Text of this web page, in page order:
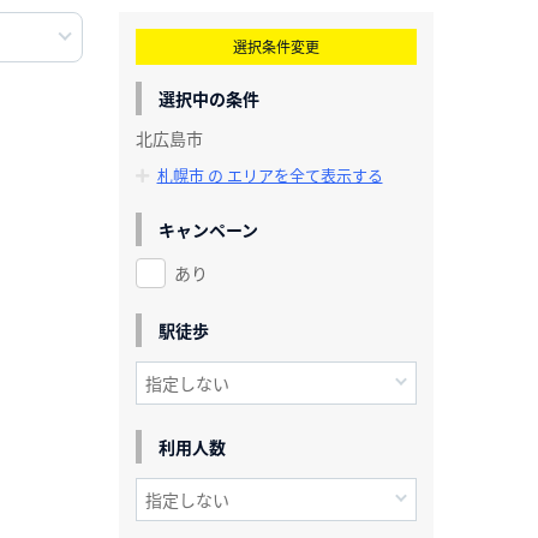
選択条件変更
選択中の条件
北広島市
札幌市 の エリアを全て表示する
キャンペーン
あり
駅徒歩
利用人数